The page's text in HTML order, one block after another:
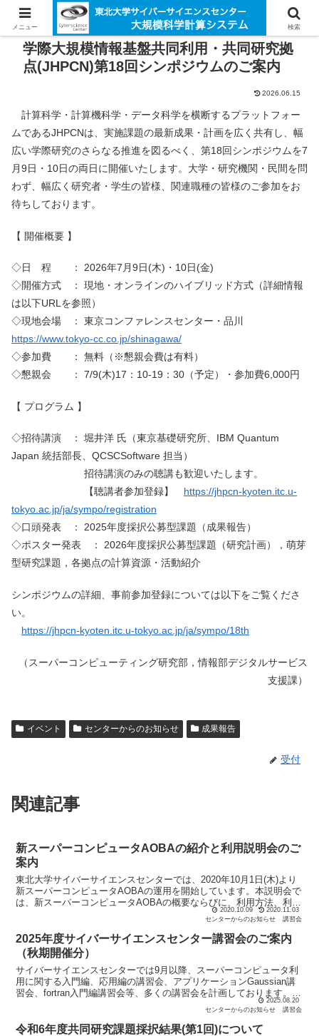
学際大規模情報基盤共同利用・共同研究拠
点(JHPCN)第18回シンポジウムのご案内
2026.06.15
計算科学・計算機科学・データ科学を横断するプラットフォー
ムであるJHPCNは、実施課題の最新成果・計画を広く共有し、幅
広い学際研究のさらなる推進を図るべく、第18回シンポジウムを7
月9日・10日の両日に開催いたします。大学・研究機関・民間を問
わず、幅広く研究者・学生の皆様、関連職種の皆様のご参加をお
待ちしております。
【 開催概要 】
◇日 程 ： 2026年7月9日(木)・10日(金)
◇開催方式 ： 現地・オンラインのハイブリッド方式（詳細情報
は以下URLを参照）
◇現地会場 ： 東京コンファレンスセンター・品川
https://www.tokyo-cc.co.jp/shinagawa/
◇参加費 ： 無料（※懇親会費は有料）
◇懇親会 ： 7/9(木)17：10-19：30（予定）・参加費6,000円
【 プログラム 】
◇招待講演 ： 堀井洋 氏（東京基礎研究所、IBM Quantum
Japan 統括部長、QCSCSoftware 担当）
招待講演のみの聴講も歓迎いたします。
【聴講者参加登録】 https://jhpcn-kyoten.itc.u-
tokyo.ac.jp/ja/sympo/registration
◇口頭発表 ： 2025年度採択公募型課題（成果報告）
◇ポスター発表 ： 2026年度採択公募型課題（研究計画），萌芽
型研究課題，各拠点の計算資源・活動紹介
シンポジウムの詳細、事前参加登録については以下をご覧くださ
い。
https://jhpcn-kyoten.itc.u-tokyo.ac.jp/ja/sympo/18th
（スーパーコンピューティング研究部，情報部デジタルサービス
支援課）
イベント センターからのお知らせ 成果報告
受付
関連記事
新スーパーコンピュータAOBAの紹介と利用説明会のご
案内
東北大学サイバーサイエンスセンターでは、2020年10月1日(木)より
新スーパーコンピュータAOBAの運用を開始しています。本説明会で
は、新スーパーコンピュータAOBAの概要ならびに、利用方法、利用
2020.10.09
2020.11.03
センターからのお知らせ
講習会
2025年度サイバーサイエンスセンター講習会のご案内
（秋期開催分）
サイバーサイエンスセンターでは9月以降、スーパーコンピュータ利
用に関する入門編、応用編の講習会、アプリケーションGaussian講
習会、fortran入門編講習会等、多くの講習会を計画しております。是
2025.08.20
センターからのお知らせ
講習会
令和6年度共同研究課題採択結果(第1回)について
メニュー 検索